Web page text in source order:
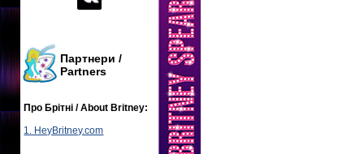
Партнери /
Partners
Про Брітні / About Britney:
1. HeyBritney.com